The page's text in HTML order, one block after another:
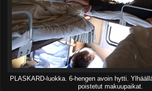
PLASKARD-luokka. 6-hengen avoin hytti.
poistetut makuupaikat.